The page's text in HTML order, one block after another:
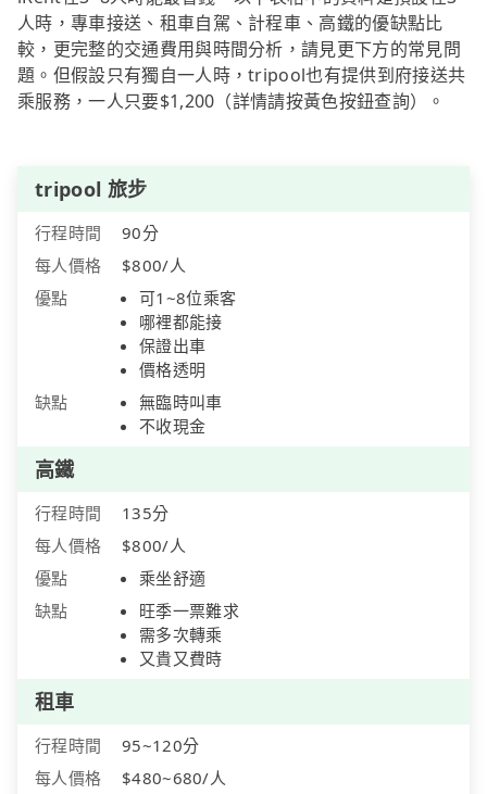
人時，專車接送、租車自駕、計程車、高鐵的優缺點比
較，更完整的交通費用與時間分析，請見更下方的常見問
題。但假設只有獨自一人時，tripool也有提供到府接送共
乘服務，一人只要$1,200（詳情請按黃色按鈕查詢）。
tripool 旅步
行程時間
90分
每人價格
$800/人
優點
可1~8位乘客
哪裡都能接
保證出車
價格透明
缺點
無臨時叫車
不收現金
高鐵
行程時間
135分
每人價格
$800/人
優點
乘坐舒適
缺點
旺季一票難求
需多次轉乘
又貴又費時
租車
行程時間
95~120分
每人價格
$480~680/人